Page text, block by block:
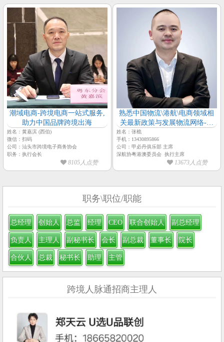
潮域电商-跨境电商一站式服务,
助力中国品牌跨境出海
姓名：黄嘉滨 (西伯)
微信：扫码
公司：汕头市跨境电子商务协会
职务：执行会长
8105人点赞
熟悉中国物流\港航\电商领域相
关最新政策与发展物流网络-甲
姓名：张桅
手机：13430895866
公司：甲必丹俱乐部 主席
深航协粤港澳委员会 执行主席
13673人点赞
职务\职位/职能
总经理 创始人 总监 经理 CEO 联合创始人 副总经理
负责人 主理人 副秘书长 会长 副总裁 董事长 院长
合伙人 总裁 秘书长 助理 主管
跨境人脉通招商主理人